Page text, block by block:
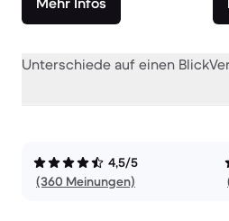
Unterschiede auf einen Blick
4,5/5
(360 Meinungen)